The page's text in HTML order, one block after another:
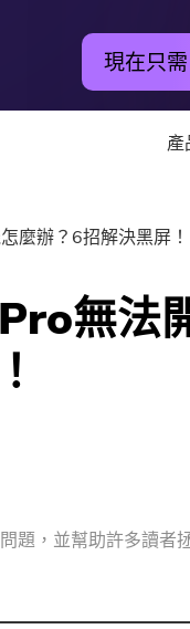
現在只需
產
免費視
麼辦？6招解決黑屏！
無法
題，並幫助許多讀者